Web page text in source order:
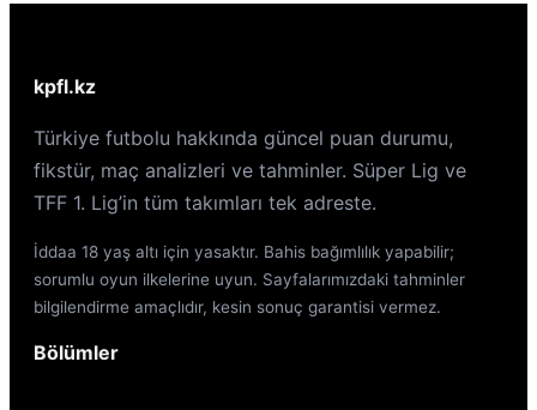
kpfl.kz
Türkiye futbolu hakkında güncel puan durumu,
fikstür, maç analizleri ve tahminler. Süper Lig ve
TFF 1. Lig’in tüm takımları tek adreste.
İddaa 18 yaş altı için yasaktır. Bahis bağımlılık yapabilir;
sorumlu oyun ilkelerine uyun. Sayfalarımızdaki tahminler
bilgilendirme amaçlıdır, kesin sonuç garantisi vermez.
Bölümler